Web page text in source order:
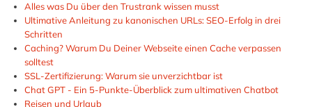
Alles was Du über den Trustrank wissen musst
Ultimative Anleitung zu kanonischen URLs: SEO-Erfolg in drei
Schritten
Caching? Warum Du Deiner Webseite einen Cache verpassen
solltest
SSL-Zertifizierung: Warum sie unverzichtbar ist
Chat GPT - Ein 5-Punkte-Überblick zum ultimativen Chatbot
Reisen und Urlaub